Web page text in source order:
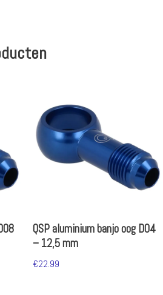
QSP aluminium banjo oog D04
– 12,5 mm
€22.99